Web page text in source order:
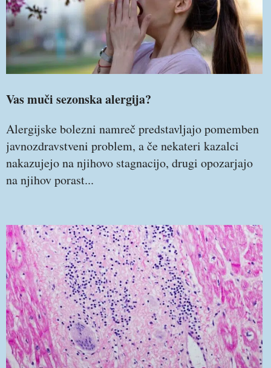
Vas muči sezonska alergija?
Alergijske bolezni namreč predstavljajo pomemben
javnozdravstveni problem, a če nekateri kazalci
nakazujejo na njihovo stagnacijo, drugi opozarjajo
na njihov porast...